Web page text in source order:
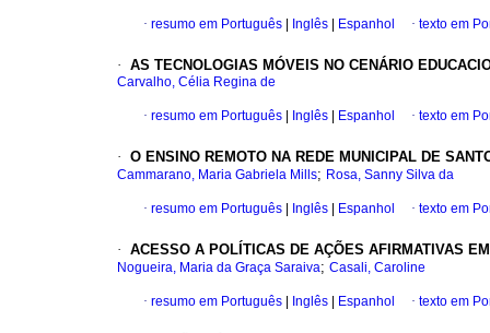
· resumo em Português Inglês Espanhol · texto em
· AS TECNOLOGIAS MÓVEIS NO CENÁRIO
Carvalho, Célia Regina de
· resumo em Português Inglês Espanhol · texto em
· O ENSINO REMOTO NA REDE MUNICIPAL DE
Cammarano, Maria Gabriela Mills; Rosa, Sanny Silva da
· resumo em Português Inglês Espanhol · texto em
· ACESSO A POLÍTICAS DE AÇÕES AFIRMATIVAS
Nogueira, Maria da Graça Saraiva; Casali, Caroline
· resumo em Português Inglês Espanhol · texto em